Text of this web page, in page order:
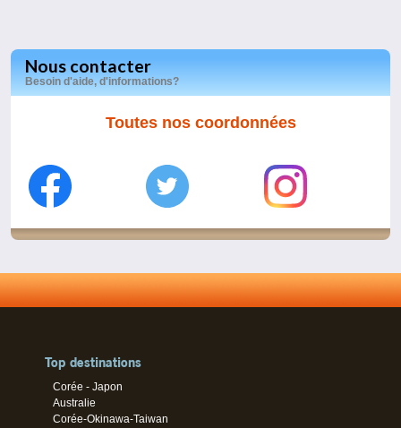
Nous contacter
Besoin d'aide, d'informations?
Toutes nos coordonnées
Top destinations
Corée - Japon
Australie
Corée-Okinawa-Taiwan